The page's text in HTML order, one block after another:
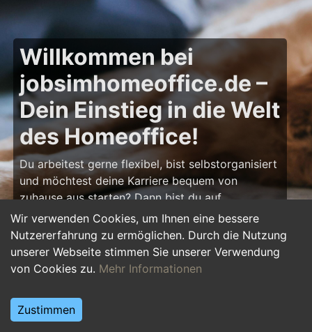
Wir verwenden Cookies, um Ihnen eine bessere
Nutzererfahrung zu ermöglichen. Durch die Nutzung
unserer Webseite stimmen Sie unserer Verwendung
von Cookies zu. Mehr Informationen
Zustimmen
Willkommen bei
jobsimhomeoffice.de –
Dein Einstieg in die Welt
des Homeoffice!
Du arbeitest gerne flexibel, bist selbstorganisiert
und möchtest deine Karriere bequem von
zuhause aus starten? Dann bist du auf
jobsimhomeoffice.de genau richtig! Hier findest
du zahlreiche Ausbildungsplätze, Praktika und
Jobs, die komplett oder teilweise im Homeoffice
erledigt werden können – von IT über Marketing
Starte deine Karriere im Homeoffice und gestalte
deinen Arbeitsalltag nach deinen Vorstellungen!